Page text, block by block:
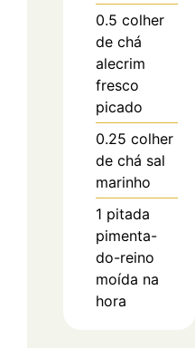
0.5 colher
de chá
alecrim
fresco
picado
0.25 colher
de chá sal
marinho
1 pitada
pimenta-
do-reino
moída na
hora